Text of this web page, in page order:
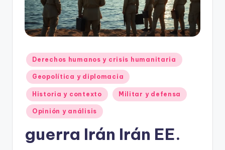
Publicado
en
Derechos humanos y crisis humanitaria
Geopolítica y diplomacia
Historia y contexto Militar y defensa
Opinión y análisis
guerra Irán Irán EE.